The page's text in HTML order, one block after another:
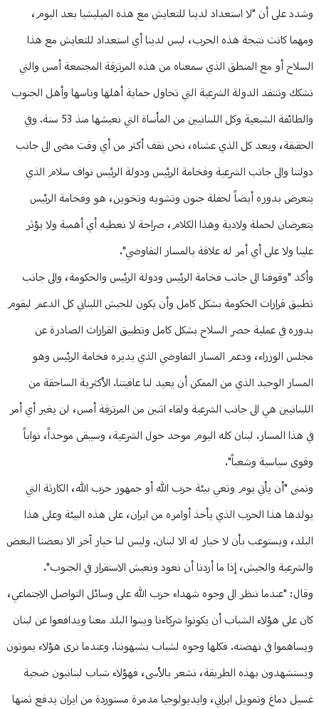
وشدد على أن "لا استعداد لدينا للتعايش مع هذه الميليشيا بعد اليوم،
ومهما كانت نتيجة هذه الحرب، ليس لدينا أي استعداد للتعايش مع هذا
السلاح أو مع المنطق الذي سمعناه من هذه المرتزقة المجتمعة أمس والتي
تشكك وتنتقد الدولة الشرعية التي تحاول حماية أهلها وناسها وأهل الجنوب
والطائفة الشيعية وكل اللبنانيين من المأساة التي نعيشها منذ 53 سنة. وفي
الحقيقة، وبعد كل الذي عشناه، نحن نقف أكثر من أي وقت مضى الى جانب
دولتنا والى جانب الشرعية وفخامة الرئيس ودولة الرئيس نواف سلام الذي
يتعرض بدوره أيضاً لحفلة جنون وتشويه وتخوين، هو وفخامة الرئيس
يتعرضان لحملة ولادية وهذا الكلام، صراحة لا نعطيه أي أهمية ولا يؤثر
علينا ولا على أي أمر له علاقة بالمسار التفاوضي".
وأكد "وقوفنا الى جانب فخامة الرئيس ودولة الرئيس والحكومة، والى جانب
تطبيق قرارات الحكومة بشكل كامل وأن يكون للجيش اللبناني كل الدعم ليقوم
بدوره في عملية حصر السلاح بشكل كامل وتطبيق القرارات الصادرة عن
مجلس الوزراء، ودعم المسار التفاوضي الذي يديره فخامة الرئيس وهو
المسار الوحيد الذي من الممكن أن يعيد لنا عافيتنا. الأكثرية الساحقة من
اللبنانيين هي الى جانب الشرعية ولقاء اثنين من المرتزقة أمس، لن يغير أي أمر
في هذا المسار. لبنان كله اليوم موحد حول الشرعية، وسيبقى موحداً، نواباً
وقوى سياسية وشعباً".
وتمنى "أن يأتي يوم وتعي بيئة حزب الله أو جمهور حزب الله، الكارثة التي
يولدها هذا الحزب الذي يأخذ أوامره من ايران، على هذه البيئة وعلى هذا
البلد، ويستوعب بأن لا خيار له الا لبنان. وليس لنا خيار آخر الا بعضنا البعض
والشرعية والجيش، إذا ما أردنا أن نعود ونعيش الاستقرار في الجنوب".
وقال: "عندما ننظر الى وجوه شهداء حزب الله على وسائل التواصل الاجتماعي،
كان على هؤلاء الشباب أن يكونوا شركاءنا ويبنوا البلد معنا ويدافعوا عن لبنان
ويساهموا في نهضته. فكلها وجوه لشباب يشبهوننا. وعندما نرى هؤلاء يموتون
ويستشهدون بهذه الطريقة، نشعر بالأسى، فهؤلاء شباب لبنانيون ضحية
غسيل دماغ وتمويل ايراني، وايديولوجيا مدمرة مستوردة من ايران يدفع ثمنها